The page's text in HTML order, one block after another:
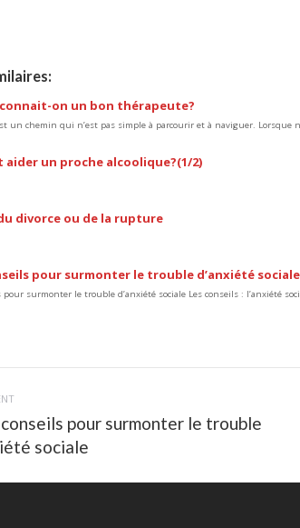
on un bon thérapeute?
un chemin qui n’est pas simple à parcourir et à naviguer. Lorsque
aider un proche alcoolique?(1/2)
divorce ou de la rupture
pour surmonter le trouble d’anxiété sociale
pour surmonter le trouble d’anxiété sociale Les conseils : l’anxiété
pour surmonter le trouble
sociale